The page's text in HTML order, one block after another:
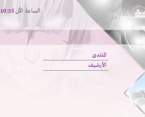
الساعة الآن 10:53 PM
المنتدى
الأرشيف